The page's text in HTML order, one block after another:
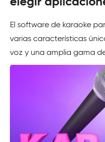
El software de karaoke
varias características
voz y una amplia gama